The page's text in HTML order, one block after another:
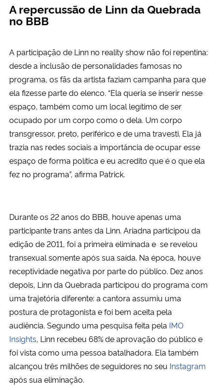
A repercussão de Linn da Quebrada
no BBB
A participação de Linn no reality show não foi repentina:
desde a inclusão de personalidades famosas no
programa, os fãs da artista faziam campanha para que
ela fizesse parte do elenco. “Ela queria se inserir nesse
espaço, também como um local legítimo de ser
ocupado por um corpo como o dela. Um corpo
transgressor, preto, periférico e de uma travesti. Ela já
trazia nas redes sociais a importância de ocupar esse
espaço de forma política e eu acredito que é o que ela
fez no programa”, afirma Patrick.
Durante os 22 anos do BBB, houve apenas uma
participante trans antes da Linn. Ariadna participou da
edição de 2011, foi a primeira eliminada e se revelou
transexual somente após sua saída. Na época, houve
receptividade negativa por parte do público. Dez anos
depois, Linn da Quebrada participou do programa com
uma trajetória diferente: a cantora assumiu uma
postura de protagonista e foi bem aceita pela
audiência. Segundo uma pesquisa feita pela IMO
Insights, Linn recebeu 68% de aprovação do público e
foi vista como uma pessoa batalhadora. Ela também
alcançou três milhões de seguidores no seu Instagram
após sua eliminação.